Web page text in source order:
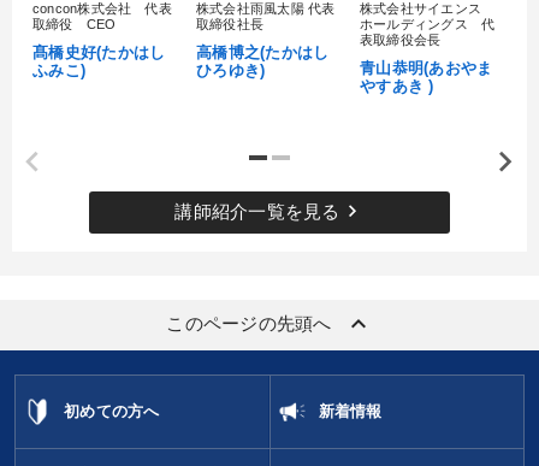
concon株式会社 代表
取締役 CEO
髙橋史好(たかはし
ふみこ)
株式会社雨風太陽 代表
取締役社長
高橋博之(たかはし
ひろゆき)
株式会社サイエンス
ホールディングス 代
表取締役会長
青山恭明(あおやま
やすあき )
講師紹介一覧を見る keyboard_arrow_right
このページの先頭へ keyboard_arrow_up
初めての方へ 新着情報